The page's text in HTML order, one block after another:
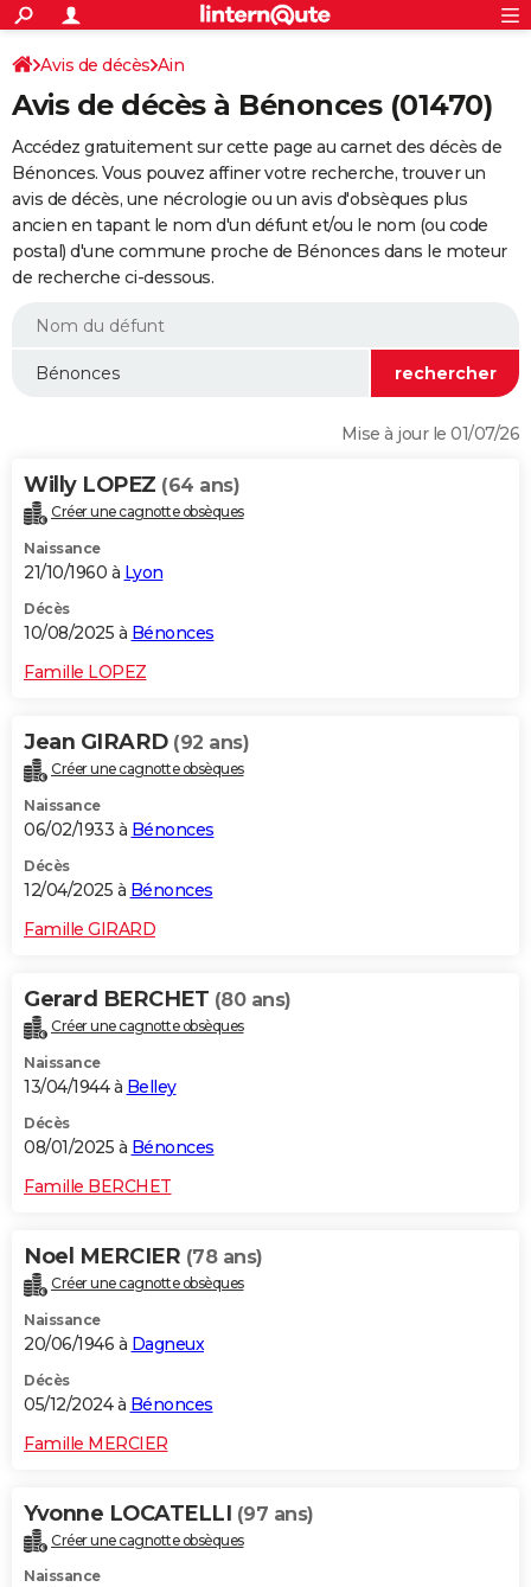
ACTUALITÉS
Politique
Société
Faits Divers
Education
Monde
Villes
+
SPORT
Coupe du monde 2026
Football
Tennis
Cyclisme
Rugby
Forum
Programme TV
TNT
Streaming
Cinéma
Sorties cinéma
Musique
+
FINANCE
Retraite
Impôts
Epargne
Immobilier
Risques naturels par ville
Banque
Assurance
Crédit
AUTO
Essais
Réserver un essai
Citadines
Berlines
SUV
Forum auto
+
HIGH-TECH
BRICOLAGE
WEEK-END
Alimentation
Guide de la santé
Maladies
Médicaments
Sommeil
VOYAGE
Destinations
City break
Voyage nature
Voyage de noces
Forum
Climat
+PHOTO
GUIDES D'ACHAT
Carte de Noël
Carte Bonne année
Carte Saint-Valentin
Carte Pâques
Carte d'anniversaire
DICTIONNAIRE
Dictionnaire
Biographies
Citations
Expressions
Proverbes
PROGRAMME TV
S'inscrire
Se connecter
Lycées
Collèges
Primaires
Universités
Entreprises
Service militaire
Avis de recherche
AVIS DE DÉCÈS
FORUM
Avis de décès Ain
Avis de décès à Bénonces (01470)
Accédez gratuitement sur cette page au carnet des décès de
Bénonces. Vous pouvez affiner votre recherche, trouver un
avis de décès, une nécrologie ou un avis d'obsèques plus
ancien en tapant le nom d'un défunt et/ou le nom (ou code
postal) d'une commune proche de Bénonces dans le moteur
de recherche ci-dessous.
Mise à jour le 01/07/26
Willy LOPEZ (64 ans)
Créer une cagnotte obsèques
Naissance
21/10/1960 à Lyon
Décès
10/08/2025 à Bénonces
Famille LOPEZ
Jean GIRARD (92 ans)
Créer une cagnotte obsèques
Naissance
06/02/1933 à Bénonces
Décès
12/04/2025 à Bénonces
Famille GIRARD
Gerard BERCHET (80 ans)
Créer une cagnotte obsèques
Naissance
13/04/1944 à Belley
Décès
08/01/2025 à Bénonces
Famille BERCHET
Noel MERCIER (78 ans)
Créer une cagnotte obsèques
Naissance
20/06/1946 à Dagneux
Décès
05/12/2024 à Bénonces
Famille MERCIER
Yvonne LOCATELLI (97 ans)
Créer une cagnotte obsèques
Naissance